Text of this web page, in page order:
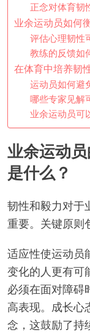
正念对体育韧
业余运动员如何
评估心理韧性
教练的反馈如
在体育中培养韧
运动员如何避
哪些专家见解
业余运动员可
业余运动
是什么？
韧性和毅力对于
重要。关键原则
适应性使运动员
变化的人更有可
必须在面对障碍
高表现。成长心
念，这鼓励了持